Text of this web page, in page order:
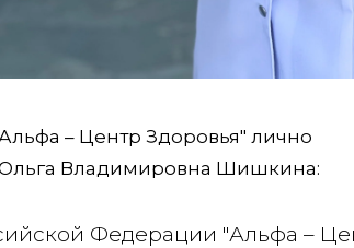
– Центр Здоровья" лично
Владимировна Шишкина:
Федерации "Альфа –